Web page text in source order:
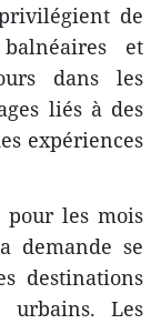
de
et
dans les
liés à des
expériences
pour les mois
demande se
destinations
urbains. Les